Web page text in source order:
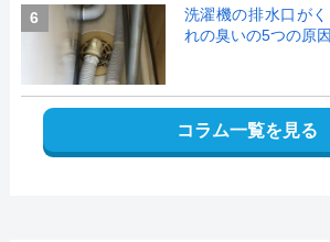
6
洗濯機の排水口が
れの臭いの5つの原
コラム一覧を見る